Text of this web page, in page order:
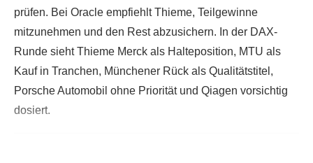
prüfen. Bei Oracle empfiehlt Thieme, Teilgewinne
mitzunehmen und den Rest abzusichern. In der DAX-
Runde sieht Thieme Merck als Halteposition, MTU als
Kauf in Tranchen, Münchener Rück als Qualitätstitel,
Porsche Automobil ohne Priorität und Qiagen vorsichtig
dosiert.